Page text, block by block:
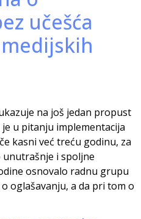
učešća
na još jedan propust
u pitanju implementacija
kasni već treću godinu, za
i spoljne
osnovalo radnu grupu
oglašavanju, a da pri tom o